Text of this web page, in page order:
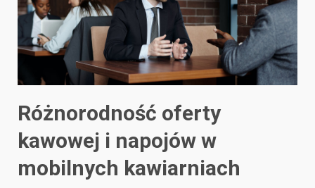
Różnorodność oferty
kawowej i napojów w
mobilnych kawiarniach